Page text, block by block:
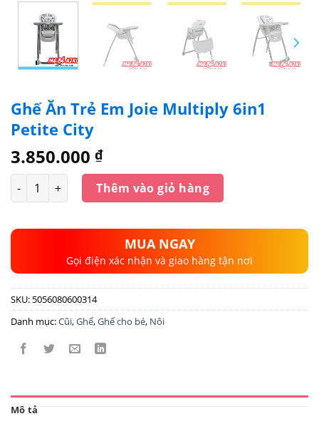
Ghế Ăn Trẻ Em Joie Multiply 6in1
Petite City
3.850.000 ₫
Số lượng Thêm vào giỏ hàng
MUA NGAY
Gọi điện xác nhận và giao hàng tận nơi
SKU: 5056080600314
Danh mục:Cũi,Ghế,Ghế cho bé, Nôi
Mô tả